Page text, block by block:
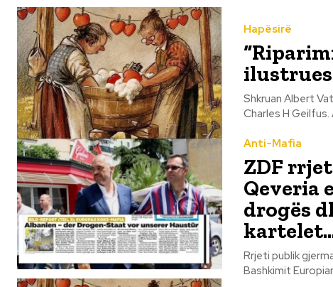
Hapësirë
Shkruan Albert Vataj Këto foto janë pjesë e një serie të quajtur "Riparimi i
Charles H
Anti-Mafia
ZDF
Qeveria
drogës
Rrjeti publik